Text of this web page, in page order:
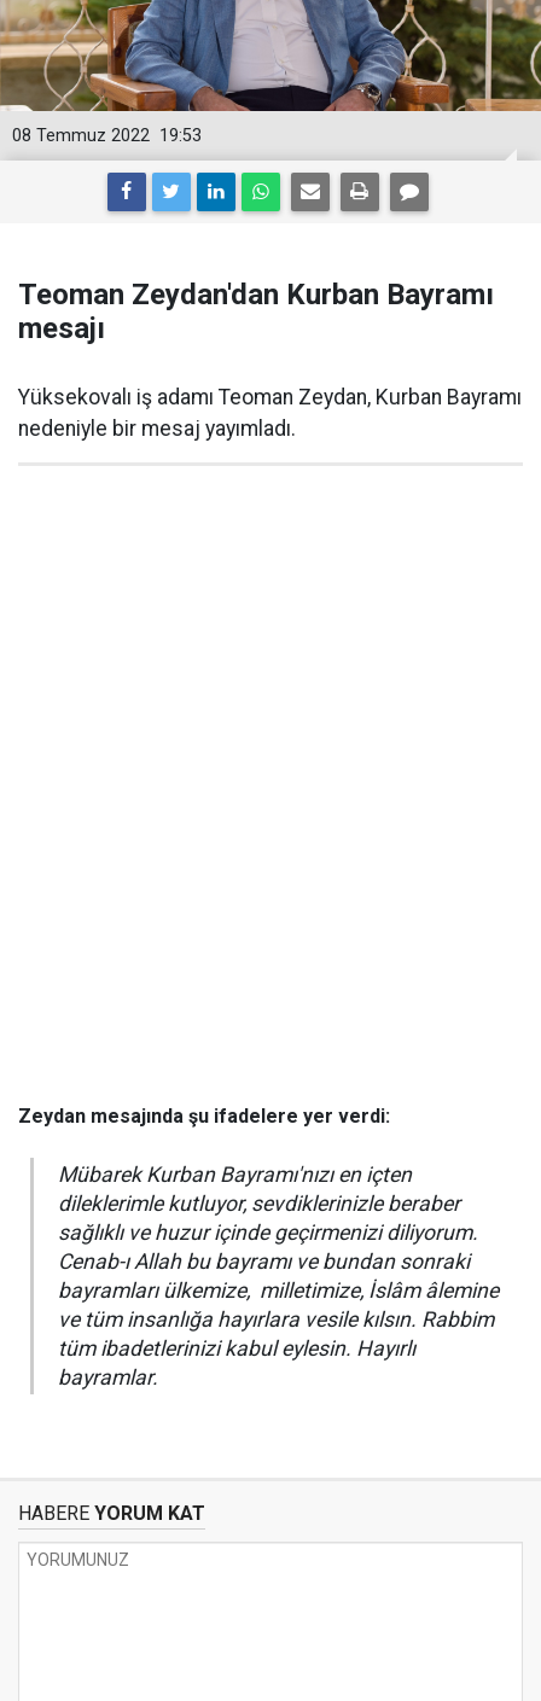
19:53
08 Temmuz 2022
Teoman Zeydan'dan Kurban Bayramı
mesajı
Yüksekovalı iş adamı Teoman Zeydan, Kurban Bayramı
nedeniyle bir mesaj yayımladı.
Zeydan mesajında şu ifadelere yer verdi:
Mübarek Kurban Bayramı'nızı en içten
dileklerimle kutluyor, sevdiklerinizle beraber
sağlıklı ve huzur içinde geçirmenizi diliyorum.
Cenab-ı Allah bu bayramı ve bundan sonraki
bayramları ülkemize, milletimize, İslâm âlemine
ve tüm insanlığa hayırlara vesile kılsın. Rabbim
tüm ibadetlerinizi kabul eylesin. Hayırlı
bayramlar.
HABERE YORUM KAT